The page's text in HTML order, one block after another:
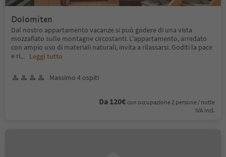
Dolomiten
Dal nostro appartamento vacanze si può godere di una vista
mozzafiato sulle montagne circostanti. L'appartamento, arredato
con ampio uso di materiali naturali, invita a rilassarsi. Goditi la pace
e ri... Leggi tutto
Massimo 4 ospiti
Da 120€ con occupazione 2 persone / notte
IVA incl.